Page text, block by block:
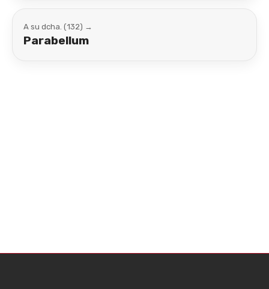
A su dcha. (132) →
Parabellum